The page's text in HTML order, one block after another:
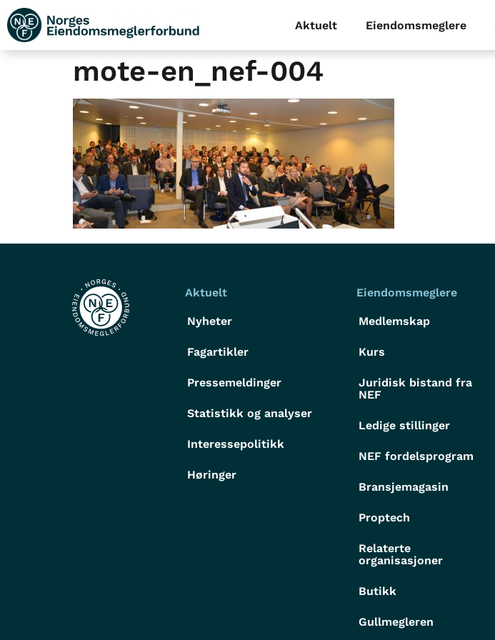
Aktuelt Eiendomsmeglere
mote-en_nef-004
Aktuelt
Nyheter
Fagartikler
Pressemeldinger
Statistikk og analyser
Interessepolitikk
Høringer
Eiendomsmeglere
Medlemskap
Kurs
Juridisk bistand fra
NEF
Ledige stillinger
NEF fordelsprogram
Bransjemagasin
Proptech
Relaterte
organisasjoner
Butikk
Gullmegleren